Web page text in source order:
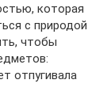
которая
с природой
чтобы
отпугивала